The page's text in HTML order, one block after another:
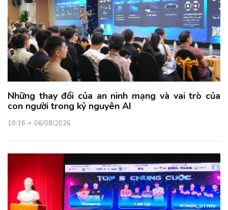
Những thay đổi của an ninh mạng và vai trò của
con người trong kỷ nguyên AI
10:16 06/08/2026